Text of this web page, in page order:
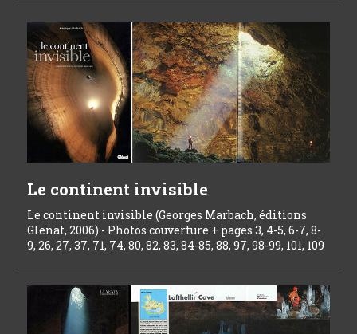
Le continent invisible
Le continent invisible (Georges Marbach, éditions
Glenat, 2006) - Photos couverture + pages 3, 4-5, 6-7, 8-
9, 26, 27, 37, 71, 74, 80, 82, 83, 84-85, 88, 97, 98-99, 101, 109